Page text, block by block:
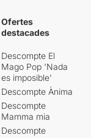
Ofertes
destacades
Descompte El
Mago Pop 'Nada
es imposible'
Descompte Ànima
Descompte
Mamma mia
Descompte